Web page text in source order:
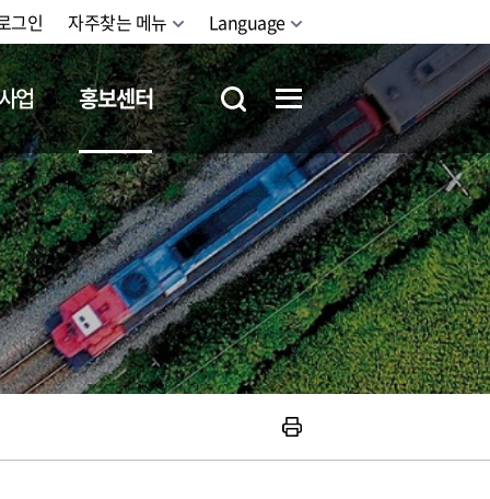
그인 자주찾는 메뉴 Language
업 홍보센터
철도체험